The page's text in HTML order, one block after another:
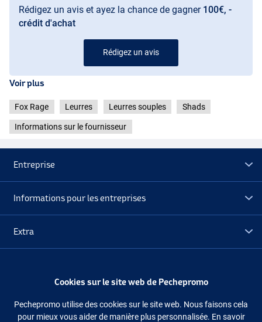
Rédigez un avis et ayez la chance de gagner 100€, -
crédit d'achat
Rédigez un avis
Voir plus
Fox Rage Leurres Leurres souples Shads
Informations sur le fournisseur
Entreprise
Informations pour les entreprises
Extra
Suivez-nous Facebook Instagram
Cookies sur le site web de Pechepromo
Pechepromo utilise des cookies sur le site web. Nous faisons cela
pour mieux vous aider de manière plus personnalisée. En savoir